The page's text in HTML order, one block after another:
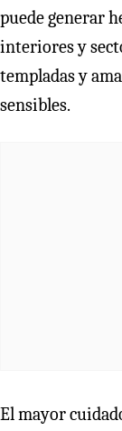
puede generar
interiores y
templadas y
sensibles.
El mayor